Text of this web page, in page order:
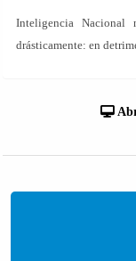
Inteligencia Nacional
drásticamente: en